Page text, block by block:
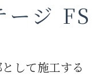
ージ
して施工する